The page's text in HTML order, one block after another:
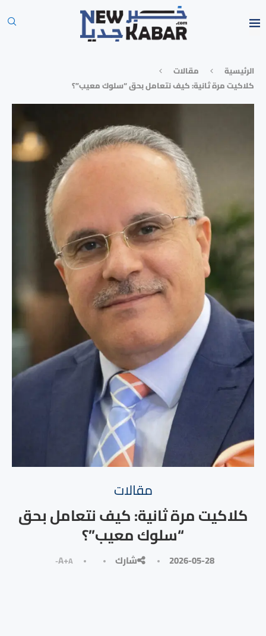
الرئيسية
مقالات
كلاكيت مرة ثانية: كيف نتعامل بحق “سلوك معيب”؟
مقالات
كلاكيت مرة ثانية: كيف نتعامل بحق
“سلوك معيب”؟
2026-05-28 شارك A+A-